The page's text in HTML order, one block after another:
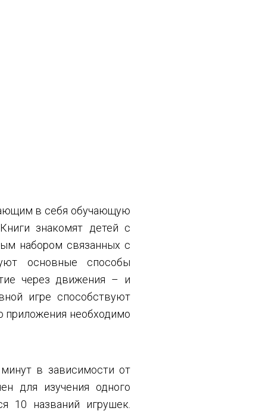
в себя обучающую
знакомят детей с
набором связанных с
основные способы
через движения – и
игре способствуют
приложения необходимо
в зависимости от
для изучения одного
10 названий игрушек.